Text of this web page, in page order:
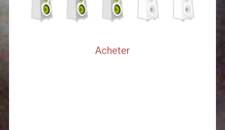
Acheter